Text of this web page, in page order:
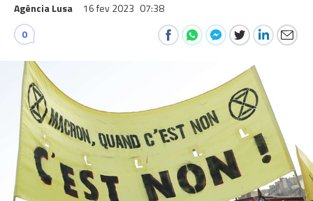
Agência Lusa 16 fev 2023 07:38
0